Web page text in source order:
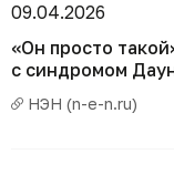
«Он просто
с синдромом
НЭН (n-e-n.ru)
09.04.2026